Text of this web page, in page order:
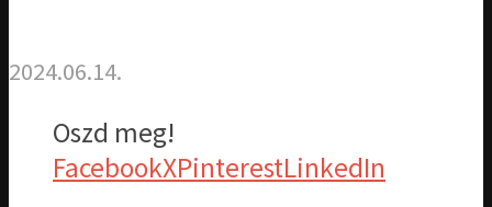
2024.06.14.
Oszd meg!
FacebookXPinterestLinkedIn